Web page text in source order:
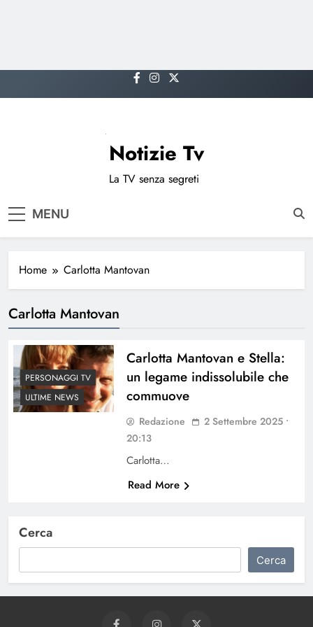
to
Notizie Tv
La TV senza segreti
MENU
Home Carlotta Mantovan
Carlotta Mantovan
PERSONAGGI TV
ULTIME NEWS
Carlotta Mantovan e Stella:
un legame indissolubile che
commuove
Redazione
2 Settembre 2025 •
20:13
Carlotta…
Read More
Cerca
Cerca